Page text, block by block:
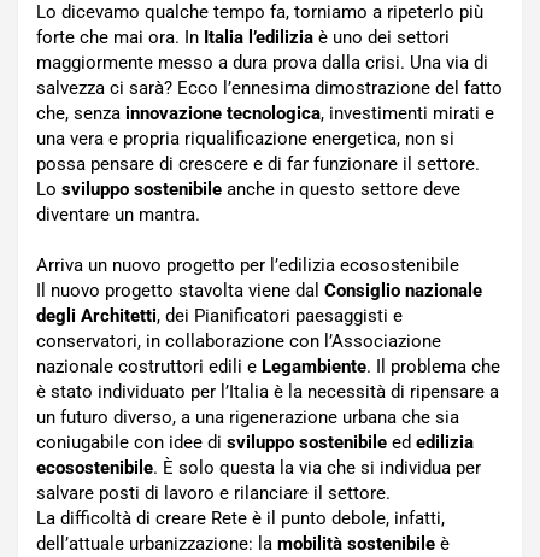
Lo dicevamo qualche tempo fa, torniamo a ripeterlo più
forte che mai ora. In Italia l’edilizia è uno dei settori
maggiormente messo a dura prova dalla crisi. Una via di
salvezza ci sarà? Ecco l’ennesima dimostrazione del fatto
che, senza innovazione tecnologica, investimenti mirati e
una vera e propria riqualificazione energetica, non si
possa pensare di crescere e di far funzionare il settore.
Lo sviluppo sostenibile anche in questo settore deve
diventare un mantra.
Arriva un nuovo progetto per l’edilizia ecosostenibile
Il nuovo progetto stavolta viene dal Consiglio nazionale
degli Architetti, dei Pianificatori paesaggisti e
conservatori, in collaborazione con l’Associazione
nazionale costruttori edili e Legambiente. Il problema che
è stato individuato per l’Italia è la necessità di ripensare a
un futuro diverso, a una rigenerazione urbana che sia
coniugabile con idee di sviluppo sostenibile ed edilizia
ecosostenibile. È solo questa la via che si individua per
salvare posti di lavoro e rilanciare il settore.
La difficoltà di creare Rete è il punto debole, infatti,
dell’attuale urbanizzazione: la mobilità sostenibile è